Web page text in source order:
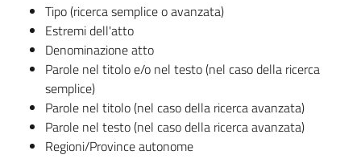
Tipo (ricerca semplice o avanzata)
Estremi dell'atto
Denominazione atto
Parole nel titolo e/o nel testo (nel caso della ricerca
semplice)
Parole nel titolo (nel caso della ricerca avanzata)
Parole nel testo (nel caso della ricerca avanzata)
Regioni/Province autonome